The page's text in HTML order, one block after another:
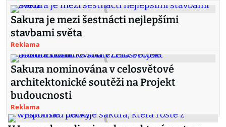
Sakura je mezi šestnácti nejlepšími
stavbami světa
Reklama
Sakura nominována v celosvětové
architektonické soutěži na Projekt
budoucnosti
Reklama